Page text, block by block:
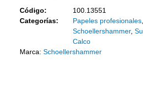
Código:
100.13551
Categorías:
Papeles profesionales,
Schoellershammer,
Calco
Marca: Schoellershammer